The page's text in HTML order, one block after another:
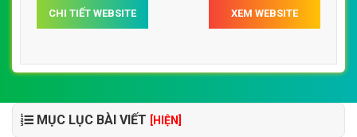
CHI TIẾT WEBSITE XEM WEBSITE
MỤC LỤC BÀI VIẾT [HIỆN]